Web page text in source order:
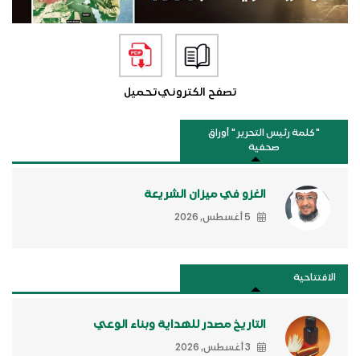
تصفح الكترونيتحميل
"كلمة رئيس التحرير " أوراق
صحفية
الغزو في ميزان الشريعة
5 أغسطس, 2026
الافتتاحية
التاريخ مصدر للهداية وبناء الوعي
3 أغسطس, 2026